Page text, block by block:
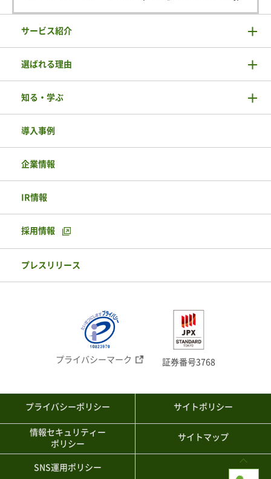
サービス紹介
選ばれる理由
知る・学ぶ
導入事例
企業情報
IR情報
採用情報
プレスリリース
プライバシーマーク 証券番号3768
プライバシーポリシー
情報セキュリティー
ポリシー
SNS運用ポリシー
サイトポリシー
サイトマップ